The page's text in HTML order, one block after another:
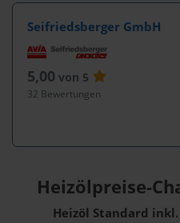
Seifriedsberger GmbH
5,00 von 5
32 Bewertungen
Heizölpreise-
Heizöl Standard